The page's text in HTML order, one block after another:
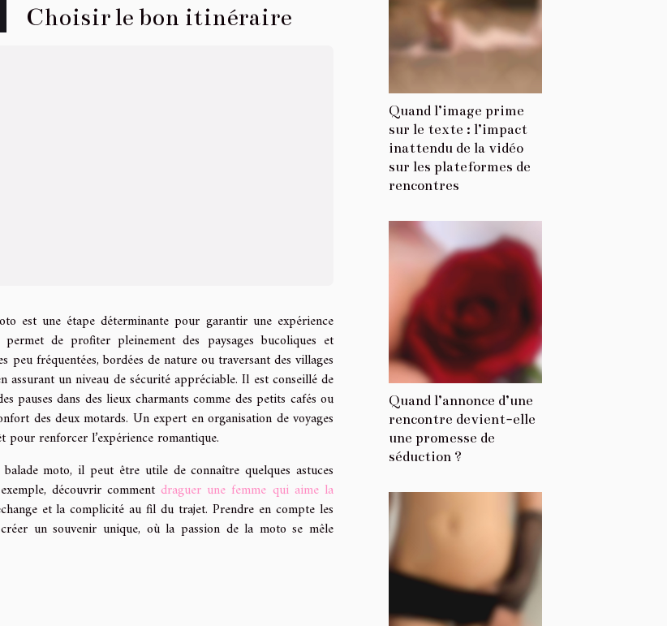
Choisir le bon itinéraire
est une étape déterminante pour garantir une expérience
de profiter pleinement des paysages bucoliques et
fréquentées, bordées de nature ou traversant des villages
un niveau de sécurité appréciable. Il est conseillé de
pauses dans des lieux charmants comme des petits cafés ou
des deux motards. Un expert en organisation de voyages
pour renforcer l’expérience romantique.
moto, il peut être utile de connaître quelques astuces
découvrir commentdraguer une femme qui aime la
et la complicité au fil du trajet. Prendre en compte les
un souvenir unique, où la passion de la moto se mêle
Quand l’image prime
sur le texte : l’impact
inattendu de la vidéo
sur les plateformes de
rencontres
Quand l’annonce d’une
rencontre devient-elle
une promesse de
séduction ?